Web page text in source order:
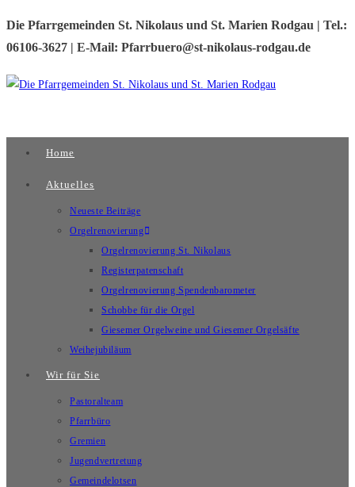
springen
Die Pfarrgemeinden St. Nikolaus und St. Marien Rodgau | Tel.:
06106-3627 | E-Mail: Pfarrbuero@st-nikolaus-rodgau.de
Home
Aktuelles
Neueste Beiträge
Orgelrenovierung
Orgelrenovierung St. Nikolaus
Registerpatenschaft
Orgelrenovierung Spendenbarometer
Schobbe für die Orgel
Giesemer Orgelweine und Giesemer Orgelsäfte
Weihejubiläum
Wir für Sie
Pastoralteam
Pfarrbüro
Gremien
Jugendvertretung
Gemeindelotsen